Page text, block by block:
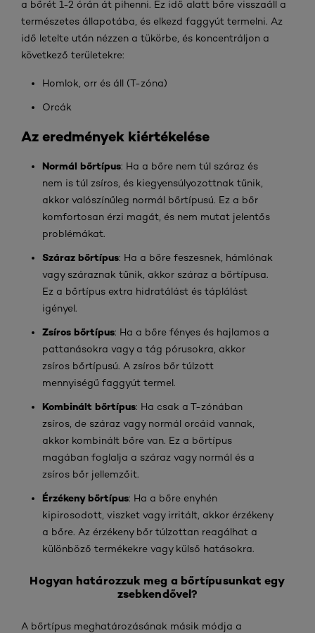
a bőrét 1-2 órán át pihenni. Ez idő alatt bőre visszaáll a
természetes állapotába, és elkezd faggyút termelni. Az
idő letelte után nézzen a tükörbe, és koncentráljon a
következő területekre:
Homlok, orr és áll (T-zóna)
Orcák
Az eredmények kiértékelése
Normál bőrtípus: Ha a bőre nem túl száraz és
nem is túl zsíros, és kiegyensúlyozottnak tűnik,
akkor valószínűleg normál bőrtípusú. Ez a bőr
komfortosan érzi magát, és nem mutat jelentős
problémákat.
Száraz bőrtípus: Ha a bőre feszesnek, hámlónak
vagy száraznak tűnik, akkor száraz a bőrtípusa.
Ez a bőrtípus extra hidratálást és táplálást
igényel.
Zsíros bőrtípus: Ha a bőre fényes és hajlamos a
pattanásokra vagy a tág pórusokra, akkor
zsíros bőrtípusú. A zsíros bőr túlzott
mennyiségű faggyút termel.
Kombinált bőrtípus: Ha csak a T-zónában
zsíros, de száraz vagy normál orcáid vannak,
akkor kombinált bőre van. Ez a bőrtípus
magában foglalja a száraz vagy normál és a
zsíros bőr jellemzőit.
Érzékeny bőrtípus: Ha a bőre enyhén
kipirosodott, viszket vagy irritált, akkor érzékeny
a bőre. Az érzékeny bőr túlzottan reagálhat a
különböző termékekre vagy külső hatásokra.
Hogyan határozzuk meg a bőrtípusunkat egy
zsebkendővel?
A bőrtípus meghatározásának másik módja a